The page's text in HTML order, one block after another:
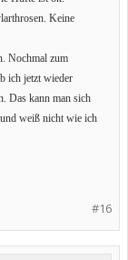
Keine
Nochmal zum
ich jetzt wieder
Das kann man sich
weiß nicht wie ich
#16